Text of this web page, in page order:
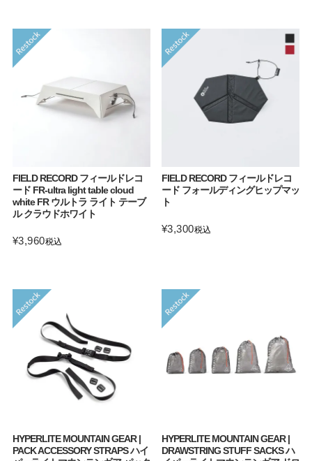
FIELD RECORD フィールドレコ
ード FR-ultra light table cloud
white FR ウルトラ ライト テーブ
ル クラウドホワイト
¥3,960税込
FIELD RECORD フィールドレコ
ード フォールディングヒップマッ
ト
¥3,300税込
HYPERLITE MOUNTAIN GEAR |
PACK ACCESSORY STRAPS ハイ
HYPERLITE MOUNTAIN GEAR |
DRAWSTRING STUFF SACKS ハ